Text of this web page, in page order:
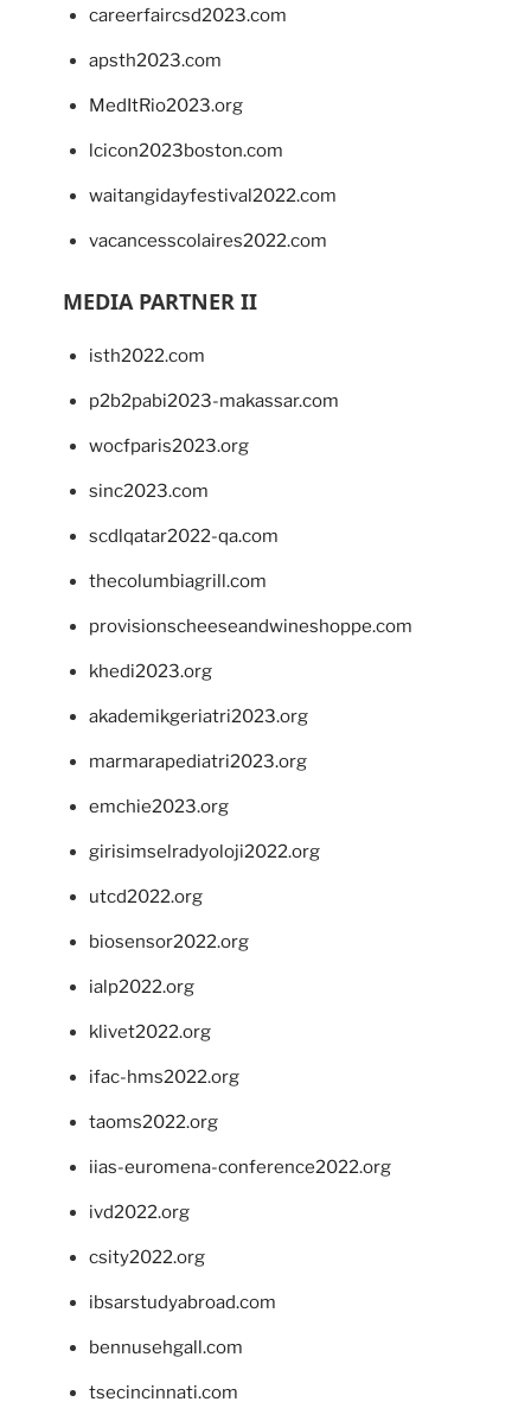
careerfaircsd2023.com
apsth2023.com
MedItRio2023.org
lcicon2023boston.com
waitangidayfestival2022.com
vacancesscolaires2022.com
MEDIA PARTNER II
isth2022.com
p2b2pabi2023-makassar.com
wocfparis2023.org
sinc2023.com
scdlqatar2022-qa.com
thecolumbiagrill.com
provisionscheeseandwineshoppe.com
khedi2023.org
akademikgeriatri2023.org
marmarapediatri2023.org
emchie2023.org
girisimselradyoloji2022.org
utcd2022.org
biosensor2022.org
ialp2022.org
klivet2022.org
ifac-hms2022.org
taoms2022.org
iias-euromena-conference2022.org
ivd2022.org
csity2022.org
ibsarstudyabroad.com
bennusehgall.com
tsecincinnati.com